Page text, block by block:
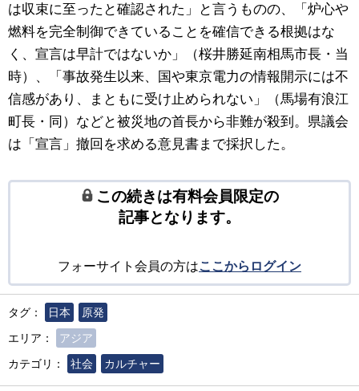
は収束に至ったと確認された」と言うものの、「炉心や
燃料を完全制御できていることを確信できる根拠はな
く、宣言は早計ではないか」（桜井勝延南相馬市長・当
時）、「事故発生以来、国や東京電力の情報開示には不
信感があり、まともに受け止められない」（馬場有浪江
町長・同）などと被災地の首長から非難が殺到。県議会
は「宣言」撤回を求める意見書まで採択した。
この続きは有料会員限定の
記事となります。
フォーサイト会員の方はここからログイン
タグ： 日本
原発
エリア：
アジア
カテゴリ：
社会 カルチャー